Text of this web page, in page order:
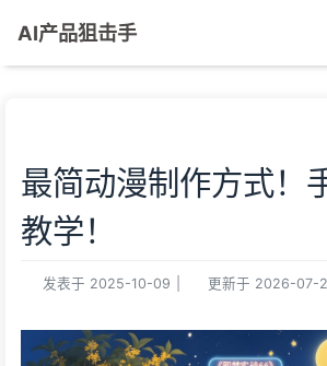
AI产品狙击手
最简动漫制作方式！
教学！
发表于 2025-10-09 更新于 2026-07-